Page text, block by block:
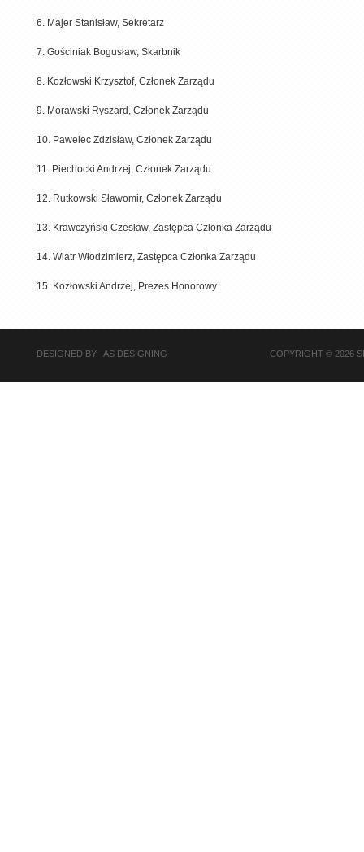
6. Majer Stanisław, Sekretarz
7. Gościniak Bogusław, Skarbnik
8. Kozłowski Krzysztof, Członek Zarządu
9. Morawski Ryszard, Członek Zarządu
10. Pawelec Zdzisław, Członek Zarządu
11. Piechocki Andrzej, Członek Zarządu
12. Rutkowski Sławomir, Członek Zarządu
13. Krawczyński Czesław, Zastępca Członka Zarządu
14. Wiatr Włodzimierz, Zastępca Członka Zarządu
15. Kozłowski Andrzej, Prezes Honorowy
DESIGNED BY: AS DESIGNING COPYRIGHT © 2026